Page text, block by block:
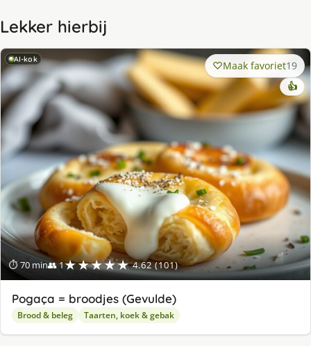
Lekker hierbij
AI-kok
⏱ 70 min👥 1★★★★★ 4.62 (101)
Maak favoriet19
👍
Pogaça = broodjes (Gevulde)
Brood & beleg Taarten, koek & gebak